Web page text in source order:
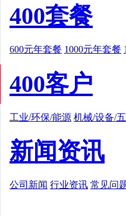
400套餐
600元年套餐 1000元年套餐
400客户
工业/环保/能源 机械/设备/
新闻资讯
公司新闻 行业资讯 常见问